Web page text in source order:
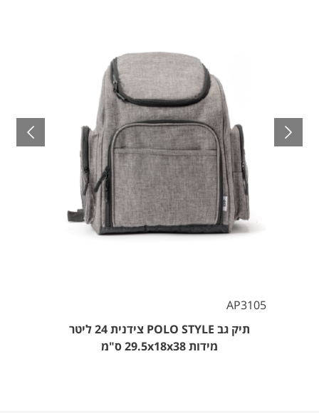
AP3105
תיק גב POLO STYLE צידנית 24 ליטר
מידות 29.5x18x38 ס"מ